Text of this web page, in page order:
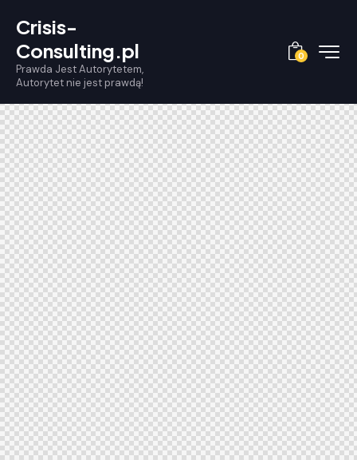
Crisis-
Consulting.pl
Prawda Jest Autorytetem,
Autorytet nie jest prawdą!
0